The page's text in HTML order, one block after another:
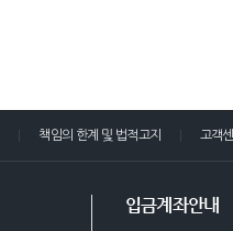
책임의 한계 및 법적고지 고객
입금계좌안내